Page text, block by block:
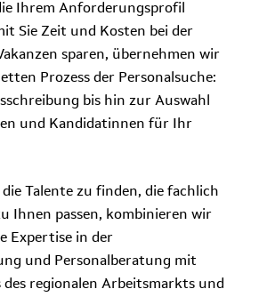
Ihrem Anforderungsprofil
Sie Zeit und Kosten bei der
sparen, übernehmen wir
Prozess der Personalsuche:
bis hin zur Auswahl
und Kandidatinnen für Ihr
Talente zu finden, die fachlich
Ihnen passen, kombinieren wir
Expertise in der
und Personalberatung mit
regionalen Arbeitsmarkts und